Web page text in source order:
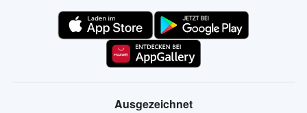
Ausgezeichnet